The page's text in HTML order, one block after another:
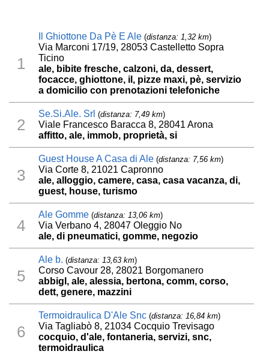
1
Il Ghiottone Da Pè E Ale (distanza: 1,32 km)
Via Marconi 17/19, 28053 Castelletto Sopra
Ticino
ale, bibite fresche, calzoni, da, dessert,
focacce, ghiottone, il, pizze maxi, pè, servizio
a domicilio con prenotazioni telefoniche
2
Se.Si.Ale. Srl (distanza: 7,49 km)
Viale Francesco Baracca 8, 28041 Arona
affitto, ale, immob, proprietà, si
3
Guest House A Casa di Ale (distanza: 7,56 km)
Via Corte 8, 21021 Capronno
ale, alloggio, camere, casa, casa vacanza, di,
guest, house, turismo
4
Ale Gomme (distanza: 13,06 km)
Via Verbano 4, 28047 Oleggio No
ale, di pneumatici, gomme, negozio
5
Ale b. (distanza: 13,63 km)
Corso Cavour 28, 28021 Borgomanero
abbigl, ale, alessia, bertona, comm, corso,
dett, genere, mazzini
6
Termoidraulica D'Ale Snc (distanza: 16,84 km)
Via Tagliabò 8, 21034 Cocquio Trevisago
cocquio, d'ale, fontaneria, servizi, snc,
termoidraulica